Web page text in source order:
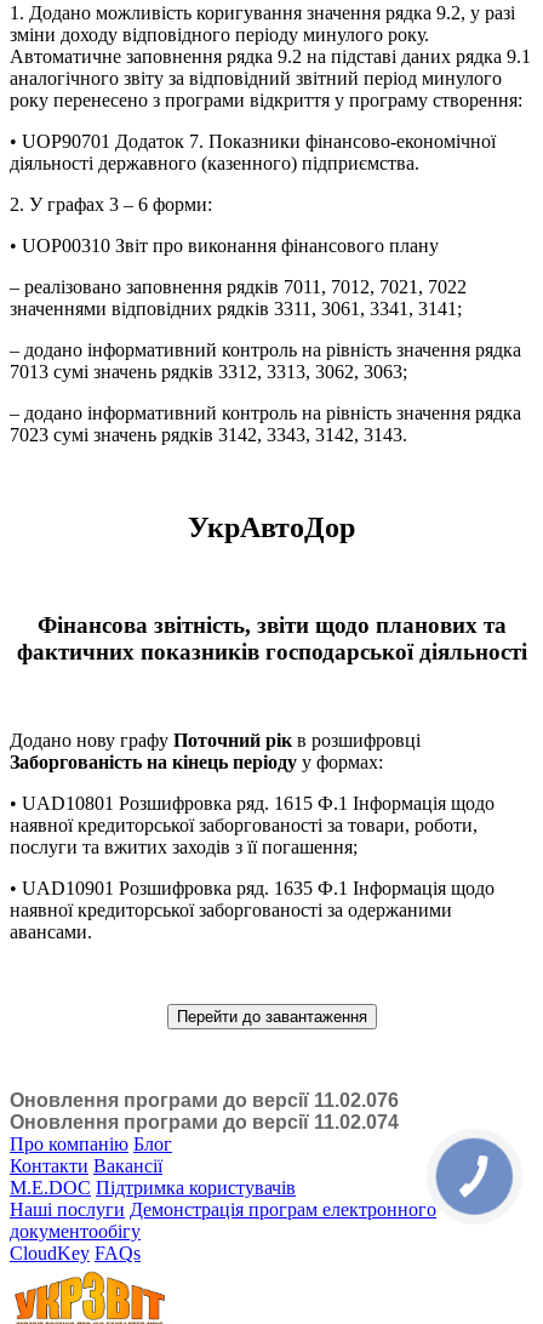
1. Додано можливість коригування значення рядка 9.2, у разі
зміни доходу відповідного періоду минулого року.
Автоматичне заповнення рядка 9.2 на підставі даних рядка 9.1
аналогічного звіту за відповідний звітний період минулого
року перенесено з програми відкриття у програму створення:
• UOP90701 Додаток 7. Показники фінансово-економічної
діяльності державного (казенного) підприємства.
2. У графах 3 – 6 форми:
• UOP00310 Звіт про виконання фінансового плану
– реалізовано заповнення рядків 7011, 7012, 7021, 7022
значеннями відповідних рядків 3311, 3061, 3341, 3141;
– додано інформативний контроль на рівність значення рядка
7013 сумі значень рядків 3312, 3313, 3062, 3063;
– додано інформативний контроль на рівність значення рядка
7023 сумі значень рядків 3142, 3343, 3142, 3143.
УкрАвтоДор
Фінансова звітність, звіти щодо планових та
фактичних показників господарської діяльності
Додано нову графу Поточний рік в розшифровці
Заборгованість на кінець періоду у формах:
• UAD10801 Розшифровка ряд. 1615 Ф.1 Інформація щодо
наявної кредиторської заборгованості за товари, роботи,
послуги та вжитих заходів з її погашення;
• UAD10901 Розшифровка ряд. 1635 Ф.1 Інформація щодо
наявної кредиторської заборгованості за одержаними
авансами.
Перейти до завантаження
Оновлення програми до версії 11.02.076
Оновлення програми до версії 11.02.074
Про компанію Блог
Контакти Вакансії
M.E.DOC Підтримка користувачів
Наші послуги Демонстрація програм електронного
документообігу
CloudKey FAQs